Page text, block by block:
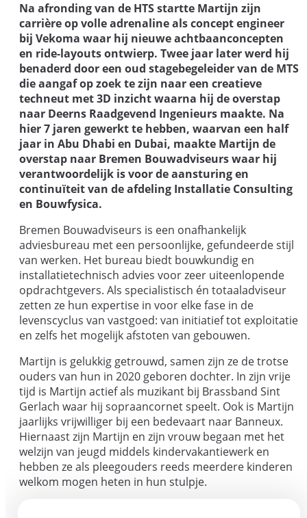
Na afronding van de HTS startte Martijn zijn
carrière op volle adrenaline als concept engineer
bij Vekoma waar hij nieuwe achtbaanconcepten
en ride-layouts ontwierp. Twee jaar later werd hij
benaderd door een oud stagebegeleider van de MTS
die aangaf op zoek te zijn naar een creatieve
techneut met 3D inzicht waarna hij de overstap
naar Deerns Raadgevend Ingenieurs maakte. Na
hier 7 jaren gewerkt te hebben, waarvan een half
jaar in Abu Dhabi en Dubai, maakte Martijn de
overstap naar Bremen Bouwadviseurs waar hij
verantwoordelijk is voor de aansturing en
continuïteit van de afdeling Installatie Consulting
en Bouwfysica.
Bremen Bouwadviseurs is een onafhankelijk
adviesbureau met een persoonlijke, gefundeerde stijl
van werken. Het bureau biedt bouwkundig en
installatietechnisch advies voor zeer uiteenlopende
opdrachtgevers. Als specialistisch én totaaladviseur
zetten ze hun expertise in voor elke fase in de
levenscyclus van vastgoed: van initiatief tot exploitatie
en zelfs het mogelijk afstoten van gebouwen.
Martijn is gelukkig getrouwd, samen zijn ze de trotse
ouders van hun in 2020 geboren dochter. In zijn vrije
tijd is Martijn actief als muzikant bij Brassband Sint
Gerlach waar hij sopraancornet speelt. Ook is Martijn
jaarlijks vrijwilliger bij een bedevaart naar Banneux.
Hiernaast zijn Martijn en zijn vrouw begaan met het
welzijn van jeugd middels kindervakantiewerk en
hebben ze als pleegouders reeds meerdere kinderen
welkom mogen heten in hun stulpje.